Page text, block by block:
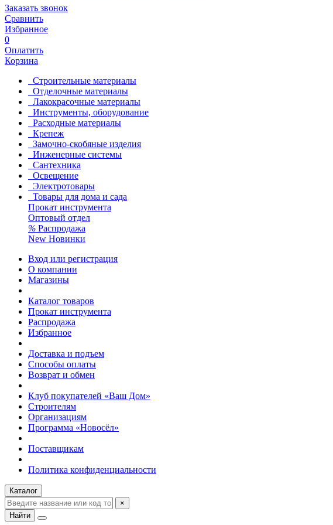
Заказать звонок
Сравнить
Избранное
0
Оплатить
Корзина
Строительные материалы
Отделочные материалы
Лакокрасочные материалы
Инструменты, оборудование
Расходные материалы
Крепеж
Замочно-скобяные изделия
Инженерные системы
Сантехника
Освещение
Электротовары
Товары для дома и сада
Прокат инструмента
Оптовый отдел
% Распродажа
New Новинки
Вход или регистрация
О компании
Магазины
Каталог товаров
Прокат инструмента
Распродажа
Избранное
Доставка и подъем
Способы оплаты
Возврат и обмен
Клуб покупателей «Ваш Дом»
Строителям
Организациям
Программа «Новосёл»
Поставщикам
Политика конфиденциальности
Каталог
×
Найти